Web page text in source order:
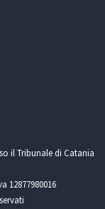
il Tribunale di Catania
12877980016